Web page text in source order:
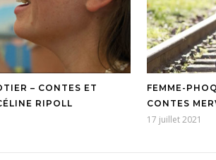
– CONTES ET
RIPOLL
FEMME-
CONTES
17 juillet 2021